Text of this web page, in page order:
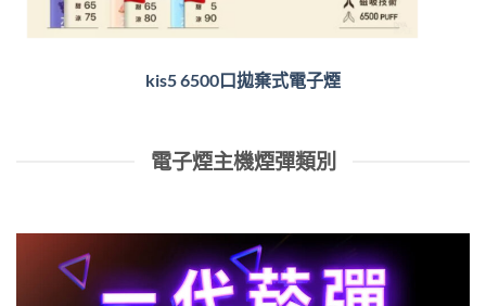
kis5 6500口拋棄式電子煙
電子煙主機煙彈類別